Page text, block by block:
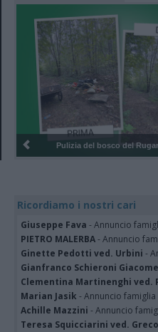
Pulizia del bosco del
Ricordiamo i nostri cari
Giuseppe Fava - Annuncio
PIETRO MALERBA- Annuncio
Ginette Pedotti ved. Urbini -
Gianfranco Schieroni
Clementina Martinenghi ved.
Marian Jasik - Annuncio famiglia
Achille Mazzini - Annuncio
Teresa Squicciarini ved. Greco